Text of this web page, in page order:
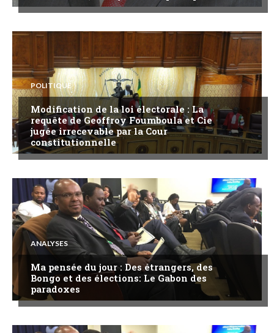
POLITIQUE
Modification de la loi électorale : La
requête de Geoffroy Foumboula et Cie
jugée irrecevable par la Cour
constitutionnelle
ANALYSES
Ma pensée du jour : Des étrangers, des
Bongo et des élections: Le Gabon des
paradoxes